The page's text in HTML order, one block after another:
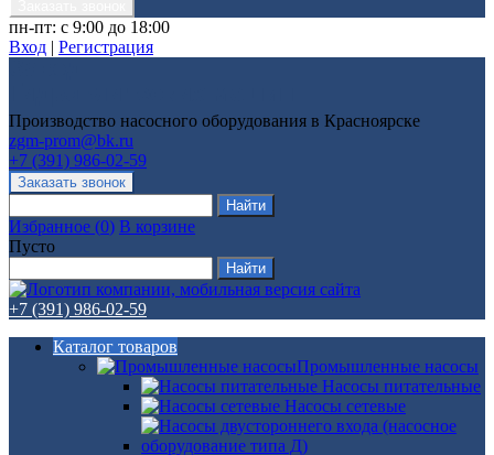
пн-пт: с 9:00 до 18:00
Вход | Регистрация
Производство насосного оборудования в Красноярске
zgm-prom@bk.ru
+7 (391) 986-02-59
Избранное (0) В корзине
Пусто
+7 (391) 986-02-59
Каталог товаров
Промышленные насосы
Насосы питательные
Насосы сетевые